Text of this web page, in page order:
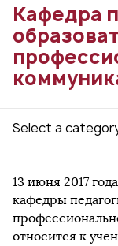
Кафедра
Select a
13 июня 2017
кафедры
относится к